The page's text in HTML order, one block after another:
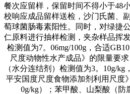
餐次应留样，保留时间不得小于48
校响应成品留样送检，沙门氏菌、
萄球菌肠毒素阳性。同时，对绿捷
仁原料进行抽样检测，夹杂样品挥
检测值为7。06mg/100g，合适
尺度动物性水产成品》的限量要
（水分连结剂）检测值为3。10g/kg
平安国度尺度食物添加剂利用尺度
0g/kg）；苯甲酸、山梨酸（防